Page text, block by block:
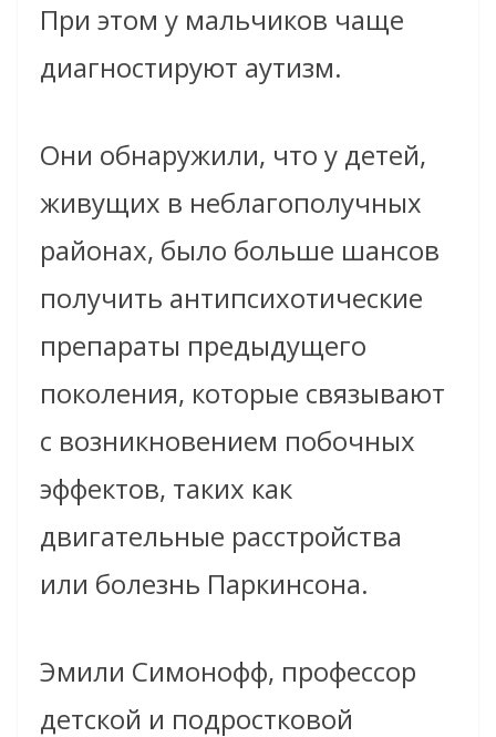
При этом у мальчиков чаще
диагностируют аутизм.
Они обнаружили, что у детей,
живущих в неблагополучных
районах, было больше шансов
получить антипсихотические
препараты предыдущего
поколения, которые связывают
с возникновением побочных
эффектов, таких как
двигательные расстройства
или болезнь Паркинсона.
Эмили Симонофф, профессор
детской и подростковой